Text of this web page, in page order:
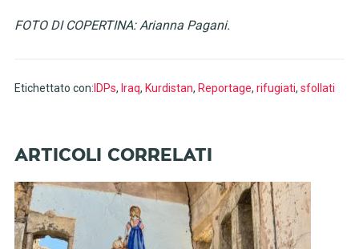
FOTO DI COPERTINA: Arianna Pagani.
Etichettato con: IDPs, Iraq, Kurdistan, Reportage, rifugiati, sfollati